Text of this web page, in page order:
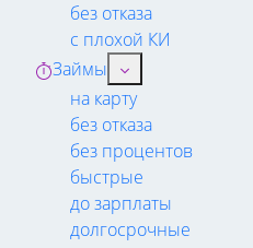
без отказа
с плохой КИ
Займы
на карту
без отказа
без процентов
быстрые
до зарплаты
долгосрочные